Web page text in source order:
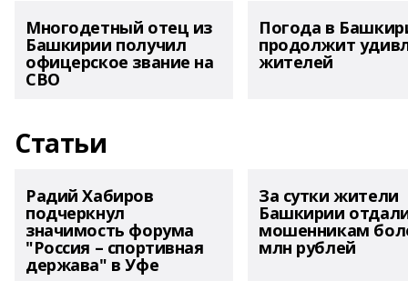
Многодетный отец из
Башкирии получил
офицерское звание на
СВО
Погода в
продолжит
жителей
Статьи
Радий Хабиров
подчеркнул
значимость форума
"Россия – спортивная
держава" в Уфе
За сутки жители
Башкирии
мошенникам
млн рублей